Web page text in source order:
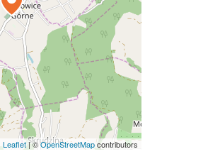
Leaflet|©OpenStreetMapcontributors